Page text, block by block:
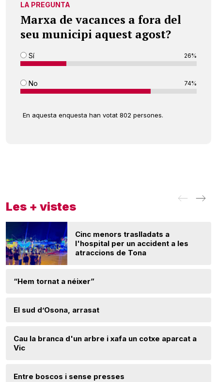
LA PREGUNTA
Marxa de vacances a fora del
seu municipi aquest agost?
Sí 26%
No 74%
En aquesta enquesta han votat 802 persones.
Les + vistes
Cinc menors traslladats a
l'hospital per un accident a les
atraccions de Tona
“Hem tornat a néixer”
El sud d’Osona, arrasat
Cau la branca d'un arbre i xafa un cotxe aparcat a
Vic
Entre boscos i sense presses